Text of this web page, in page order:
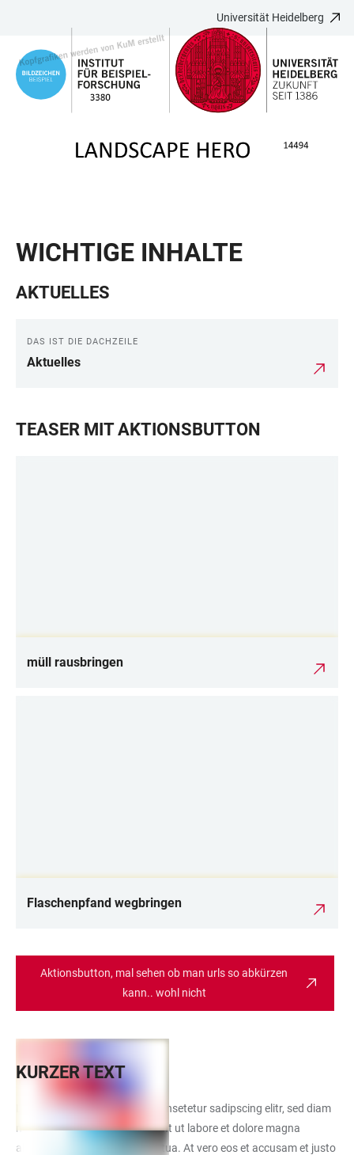
ZUR
BARRIEREFREIHEIT
Universität Heidelberg
WICHTIGE INHALTE
AKTUELLES
DAS IST DIE DACHZEILE
Aktuelles
TEASER MIT AKTIONSBUTTON
müll rausbringen
Flaschenpfand wegbringen
Aktionsbutton, mal sehen ob man urls so abkürzen
kann.. wohl nicht
KURZER TEXT
Lorem ipsum dolor sit amet, consetetur sadipscing elitr, sed diam
nonumy eirmod tempor invidunt ut labore et dolore magna
aliquyam erat, sed diam voluptua. At vero eos et accusam et justo